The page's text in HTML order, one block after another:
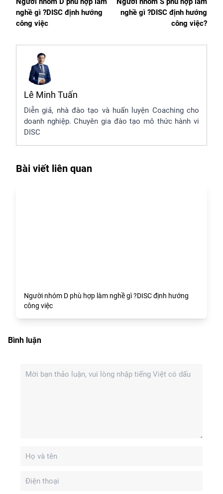
nghề gì ?DISC định hướng
công việc
nghề gì ?DISC định hướng
công việc?
Lê Minh Tuấn
Diễn giả, nhà đào tạo và huấn luyện Coaching cho
doanh nghiệp. Chuyên gia đào tạo mô thức hành vi
DISC
Bài viết liên quan
Người nhóm D phù hợp làm nghề gì ?DISC định hướng
công việc
Bình luận